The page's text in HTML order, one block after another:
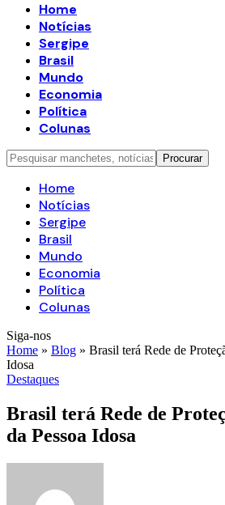
Home
Notícias
Sergipe
Brasil
Mundo
Economia
Política
Colunas
Home
Notícias
Sergipe
Brasil
Mundo
Economia
Política
Colunas
Siga-nos
Home » Blog » Brasil terá Rede de
Idosa
Destaques
Brasil terá Rede de
da Pessoa Idosa